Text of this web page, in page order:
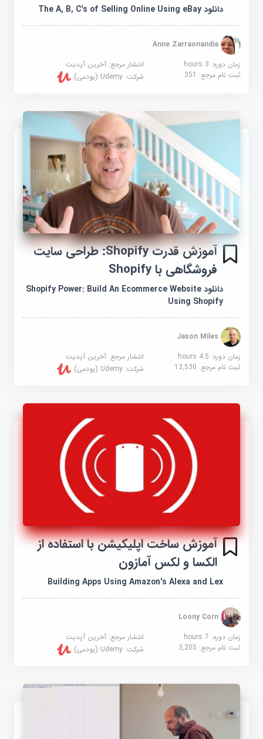
دانلود The A, B, C's of Selling Online Using eBay
Anne Zarraonandia
زمان دوره: 3 hours
انتشار مرجع:آخرین آپدیت
ثبت نام مرجع:351 شرکت:Udemy (یودمی)
آموزش قدرت Shopify: طراحی سایت
فروشگاهی با Shopify
دانلود Shopify Power: Build An Ecommerce Website
Using Shopify
Jason Miles
زمان دوره: 4.5 hours
انتشار مرجع:آخرین آپدیت
ثبت نام مرجع:13,530 شرکت:Udemy (یودمی)
آموزش ساخت اپلیکیشن با استفاده از
الکسا و لکس آمازون
Building Apps Using Amazon's Alexa and Lex
Loony Corn
زمان دوره: 7 hours
انتشار مرجع:آخرین آپدیت
ثبت نام مرجع:3,205 شرکت:Udemy (یودمی)